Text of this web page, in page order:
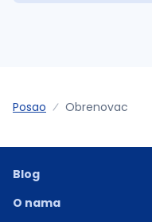
Posao Obrenovac
Blog
O nama